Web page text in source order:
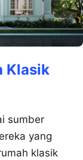
Klasik
sumber
yang
klasik